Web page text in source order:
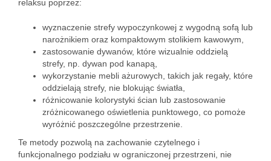
relaksu poprzez:
wyznaczenie strefy wypoczynkowej z wygodną sofą lub
narożnikiem oraz kompaktowym stolikiem kawowym,
zastosowanie dywanów, które wizualnie oddzielą
strefy, np. dywan pod kanapą,
wykorzystanie mebli ażurowych, takich jak regały, które
oddzielają strefy, nie blokując światła,
różnicowanie kolorystyki ścian lub zastosowanie
zróżnicowanego oświetlenia punktowego, co pomoże
wyróżnić poszczególne przestrzenie.
Te metody pozwolą na zachowanie czytelnego i
funkcjonalnego podziału w ograniczonej przestrzeni, nie